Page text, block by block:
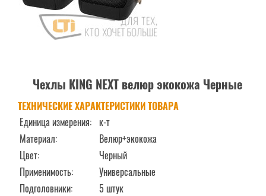
Чехлы KING NEXT велюр экокожа Черные
ТЕХНИЧЕСКИЕ ХАРАКТЕРИСТИКИ ТОВАРА
Единица измерения: к-т
Материал:
Велюр+экокожа
Цвет:
Черный
Применимость:
Универсальные
Подголовники:
5 штук